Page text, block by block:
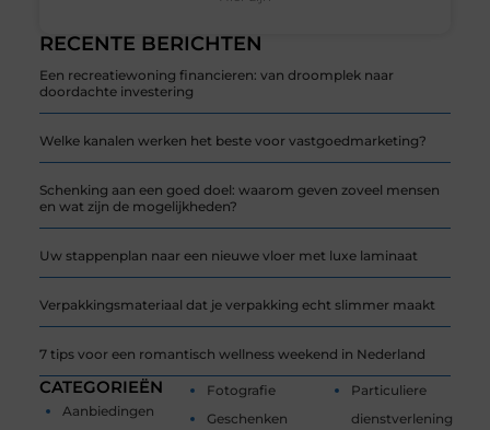
RECENTE BERICHTEN
Een recreatiewoning financieren: van droomplek naar
doordachte investering
Welke kanalen werken het beste voor vastgoedmarketing?
Schenking aan een goed doel: waarom geven zoveel mensen
en wat zijn de mogelijkheden?
Uw stappenplan naar een nieuwe vloer met luxe laminaat
Verpakkingsmateriaal dat je verpakking echt slimmer maakt
7 tips voor een romantisch wellness weekend in Nederland
CATEGORIEËN
Aanbiedingen
Fotografie
Geschenken
Particuliere
dienstverlening